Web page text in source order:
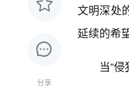
分享
文明深处
延续的希
当“